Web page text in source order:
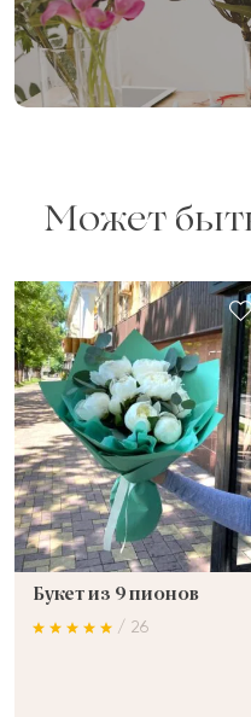
Может
Букет из 9 пионов
/ 26